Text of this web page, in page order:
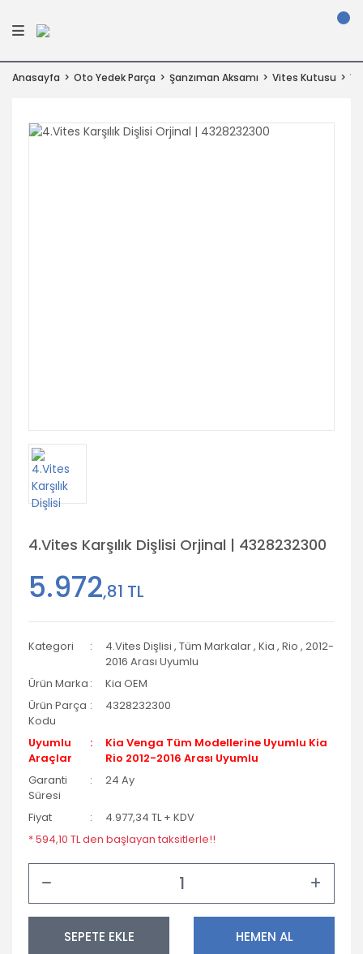
Anasayfa Oto Yedek Parça Şanzıman Aksamı Vites Kutusu
4.Vites Karşılık Dişlisi Orjinal | 4328232300
5.972,81 TL
Kategori 4.Vites Dişlisi , Tüm Markalar, Kia , Rio , 2012-
2016 Arası Uyumlu
Ürün Marka
Kia OEM
Ürün Parça
Kodu
4328232300
Uyumlu
Araçlar
Kia Venga Tüm Modellerine Uyumlu Kia
Rio 2012-2016 Arası Uyumlu
Garanti
Süresi
24 Ay
Fiyat
4.977,34 TL + KDV
* 594,10 TL den başlayan taksitlerle!!
SEPETE EKLE HEMEN AL